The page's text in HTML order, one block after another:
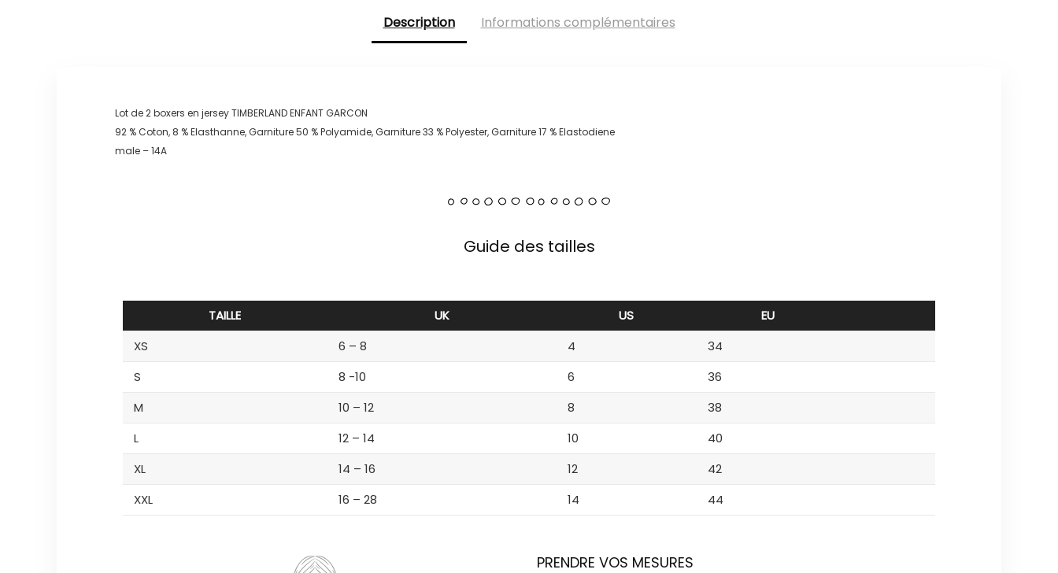
Description Informations complémentaires
Lot de 2 boxers en jersey TIMBERLAND ENFANT GARCON
92 % Coton, 8 % Elasthanne, Garniture 50 % Polyamide, Garniture 33 % Polyester, Garniture 17 % Elastodiene
male – 14A
Guide des tailles
TAILLE UK US
EU
XS
6 – 8 4
34
S
8 -10 6
36
M
10 – 12 8
38
L
12 – 14 10
40
XL
14 – 16 12
42
XXL
16 – 28 14 44
PRENDRE VOS MESURES